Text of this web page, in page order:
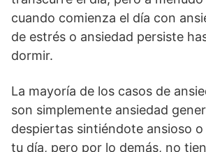
cuando comienza el día con
de estrés o ansiedad persiste
dormir.
La mayoría de los casos de
son simplemente ansiedad
despiertas sintiéndote ansioso
tu día, pero por lo demás, no